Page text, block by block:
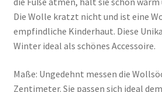
Die Wolle kratzt nicht und ist eine
empfindliche Kinderhaut. Diese
Winter ideal als schönes Accessoire.
Maße: Ungedehnt messen die
Zentimeter. Sie passen sich ideal